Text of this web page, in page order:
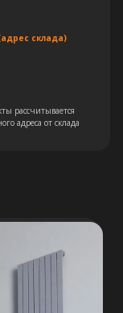
склада)
рассчитывается
адреса от склада